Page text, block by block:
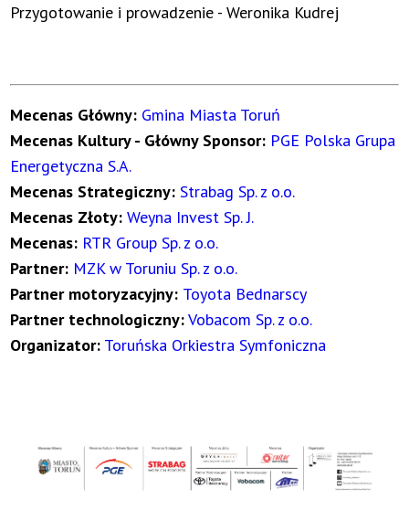
Przygotowanie i prowadzenie - Weronika Kudrej
Mecenas Główny: Gmina Miasta Toruń
Mecenas Kultury - Główny Sponsor: PGE Polska Grupa
Energetyczna S.A.
Mecenas Strategiczny:Strabag Sp. z o.o.
Mecenas Złoty: Weyna Invest Sp. J.
Mecenas: RTR Group Sp. z o.o.
Partner: MZK w Toruniu Sp. z o.o.
Partner motoryzacyjny: Toyota Bednarscy
Partner technologiczny:Vobacom Sp. z o.o.
Organizator: Toruńska Orkiestra Symfoniczna